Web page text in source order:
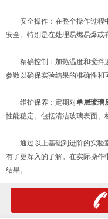
安全操作：在整个操作过程
安全。特别是在处理易燃易爆或
精确控制：加热温度和搅拌
参数以确保实验结果的准确性和
维护保养：定期对单层玻璃
性能稳定。包括清洁玻璃表面、
通过以上基础到进阶的实验
有了更深入的了解。在实际操作
结果。